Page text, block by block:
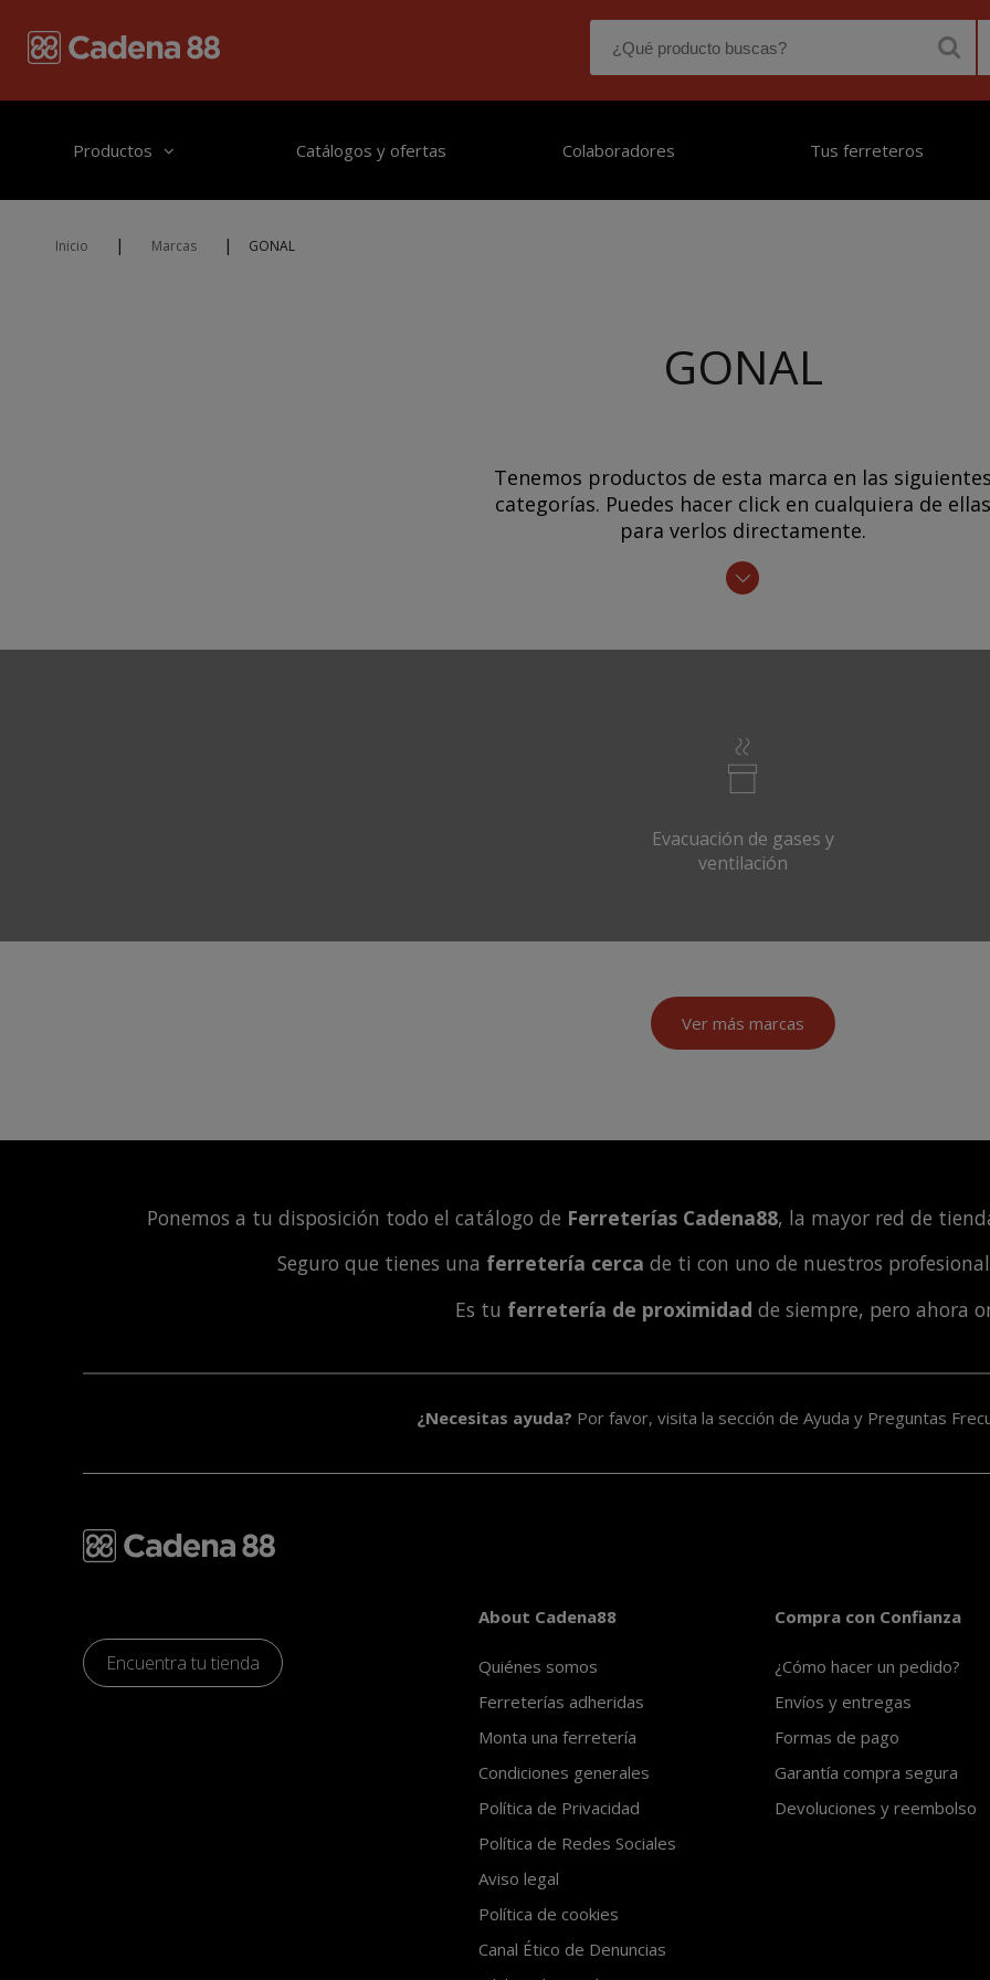
Productos Catálogos y ofertas Colaboradores Tus ferreteros
Inicio | Marcas | GONAL
GONAL
Tenemos productos de esta marca en las
categorías. Puedes hacer click en cualquiera de ellas
para verlos directamente.
Evacuación de gases y
ventilación
Ver más marcas
Ponemos a tu disposición todo el catálogo de Ferreterías Cadena88, la mayor red de
Seguro que tienes una ferretería cerca de ti con uno de nuestros
Es tu ferretería de proximidad de siempre, pero ahora
¿Necesitas ayuda? Por favor, visita la sección de Ayuda y Preguntas
Encuentra tu tienda
About Cadena88
Quiénes somos
Ferreterías adheridas
Monta una ferretería
Condiciones generales
Política de Privacidad
Política de Redes Sociales
Aviso legal
Política de cookies
Canal Ético de Denuncias
Compra con Confianza
¿Cómo hacer un pedido?
Envíos y entregas
Formas de pago
Garantía compra segura
Devoluciones y reembolso